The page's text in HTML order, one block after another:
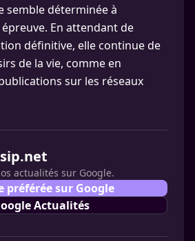
semble déterminée à
En attendant de
définitive, elle continue de
de la vie, comme en
sur les réseaux
actualités sur Google.
préférée sur Google
Actualités